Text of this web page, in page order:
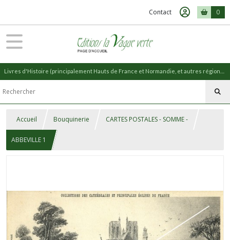
Contact 0
Accueil Bouquinerie CARTES POSTALES - SOMME -
ABBEVILLE 1